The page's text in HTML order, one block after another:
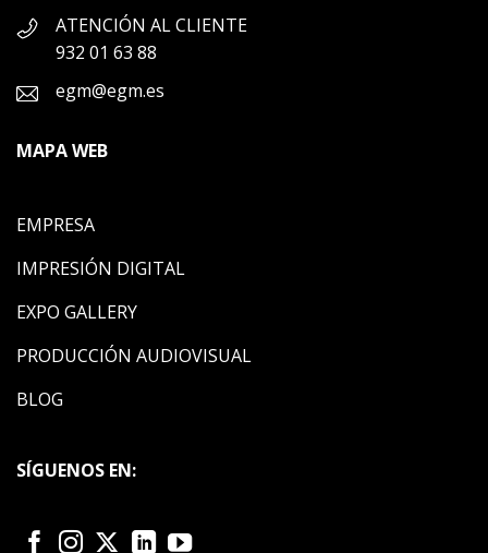
ATENCIÓN AL CLIENTE
932 01 63 88
egm@egm.es
MAPA WEB
EMPRESA
IMPRESIÓN DIGITAL
EXPO GALLERY
PRODUCCIÓN AUDIOVISUAL
BLOG
SÍGUENOS EN: